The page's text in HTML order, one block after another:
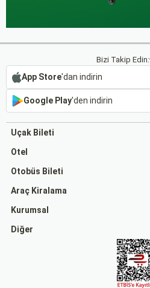
Bizi Takip Edin:
App Store'dan indirin
Google Play'den indirin
Uçak Bileti
Otel
Otobüs Bileti
Araç Kiralama
Kurumsal
Diğer